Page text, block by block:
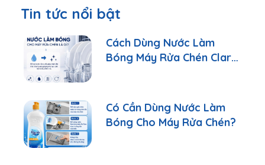
Tin tức nổi bật
Cách Dùng Nước Làm
Bóng Máy Rửa Chén Clara
Có Cần Dùng Nước Làm
Bóng Cho Máy Rửa Chén?